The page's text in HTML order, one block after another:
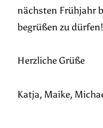
nächsten Frühjahr
begrüßen zu dürfen!
Herzliche Grüße
Katja, Maike,